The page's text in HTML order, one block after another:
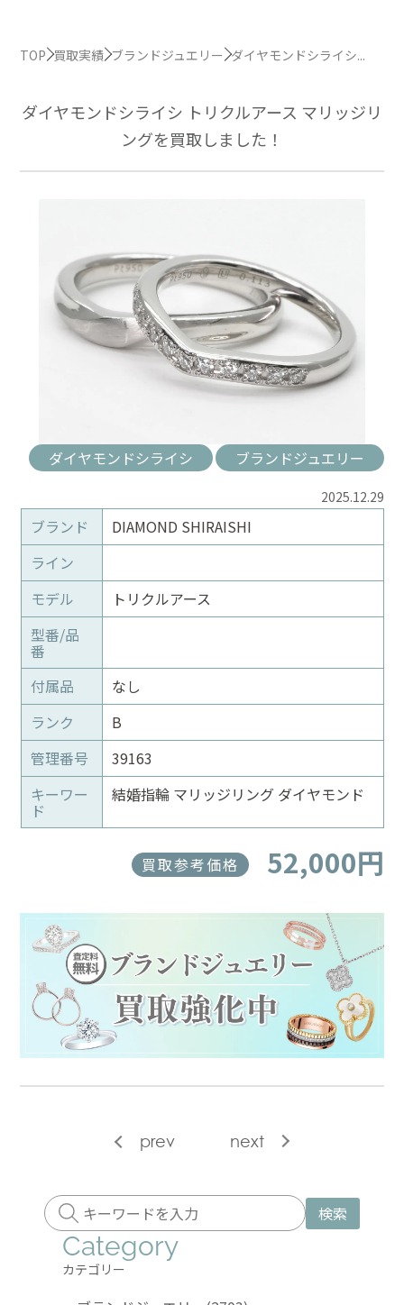
TOP 買取実績 ブランドジュエリー ダイヤモンドシライシ...
ダイヤモンドシライシ トリクルアース マリッジリ
ングを買取しました！
ダイヤモンドシライシ ブランドジュエリー
2025.12.29
ブランド
DIAMOND SHIRAISHI
ライン
モデル
トリクルアース
型番/品
番
付属品
なし
ランク
B
管理番号
39163
キーワー
ド
結婚指輪 マリッジリング ダイヤモンド
買取参考価格 52,000円
prev next
検索
Category
カテゴリー